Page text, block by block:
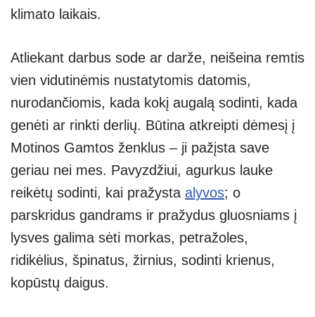
klimato laikais.
Atliekant darbus sode ar darže, neišeina remtis
vien vidutinėmis nustatytomis datomis,
nurodančiomis, kada kokį augalą sodinti, kada
genėti ar rinkti derlių. Būtina atkreipti dėmesį į
Motinos Gamtos ženklus – ji pažįsta save
geriau nei mes. Pavyzdžiui, agurkus lauke
reikėtų sodinti, kai pražysta alyvos; o
parskridus gandrams ir pražydus gluosniams į
lysves galima sėti morkas, petražoles,
ridikėlius, špinatus, žirnius, sodinti krienus,
kopūstų daigus.